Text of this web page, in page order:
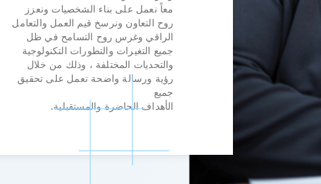
معاً نعمل على بناء الشخصيات ونعزز
روح التعاون ونرسخ قيم العمل والتعامل
الراقي وغرس روح التسامح في ظل
جميع التغيرات والتطورات التكنولوجية
والتحديات المختلفة ، وذلك من خلال
رؤية ورسالة واضحة تعمل على تحقيق
جميع
.الأهداف الحاضرة والمستقبلية